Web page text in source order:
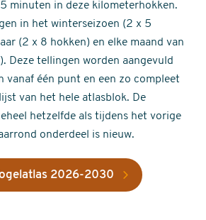
minuten in deze kilometerhokken.
in het winterseizoen (2 x 5
(2 x 8 hokken) en elke maand van
Deze tellingen worden aangevuld
vanaf één punt en een zo compleet
van het hele atlasblok. De
hetzelfde als tijdens het vorige
onderdeel is nieuw.
2026-2030